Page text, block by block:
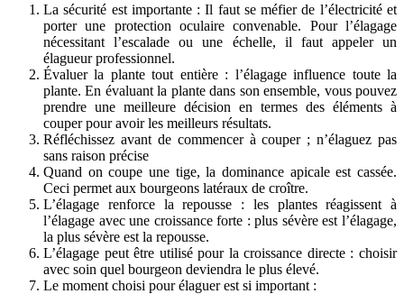
La sécurité est importante : Il faut se méfier de l’électricité et
porter une protection oculaire convenable. Pour l’élagage
nécessitant l’escalade ou une échelle, il faut appeler un
élagueur professionnel.
Évaluer la plante tout entière : l’élagage influence toute la
plante. En évaluant la plante dans son ensemble, vous pouvez
prendre une meilleure décision en termes des éléments à
couper pour avoir les meilleurs résultats.
Réfléchissez avant de commencer à couper ; n’élaguez pas
sans raison précise
Quand on coupe une tige, la dominance apicale est cassée.
Ceci permet aux bourgeons latéraux de croître.
L’élagage renforce la repousse : les plantes réagissent à
l’élagage avec une croissance forte : plus sévère est l’élagage,
la plus sévère est la repousse.
L’élagage peut être utilisé pour la croissance directe : choisir
avec soin quel bourgeon deviendra le plus élevé.
Le moment choisi pour élaguer est si important :